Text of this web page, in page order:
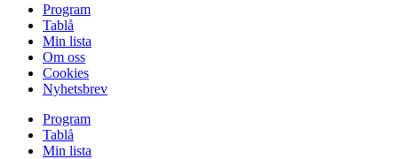
Program
Tablå
Min lista
Om oss
Cookies
Nyhetsbrev
Program
Tablå
Min lista